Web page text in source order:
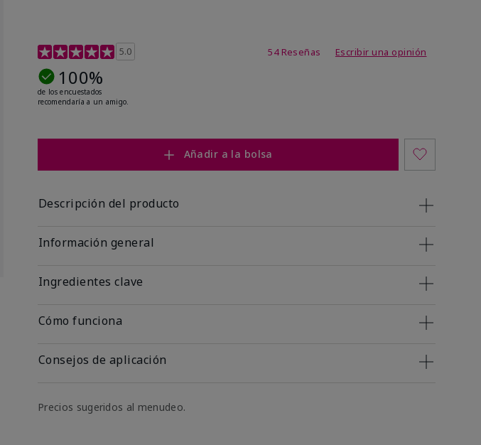
Calificación de clientes de 4,7 de 5
5.0 54 Reseñas Escribir una opinión
100%
de los encuestados
recomendaría a un amigo.
Añadir a la bolsa
Descripción del producto
Información general
Ingredientes clave
Cómo funciona
Consejos de aplicación
Precios sugeridos al menudeo.